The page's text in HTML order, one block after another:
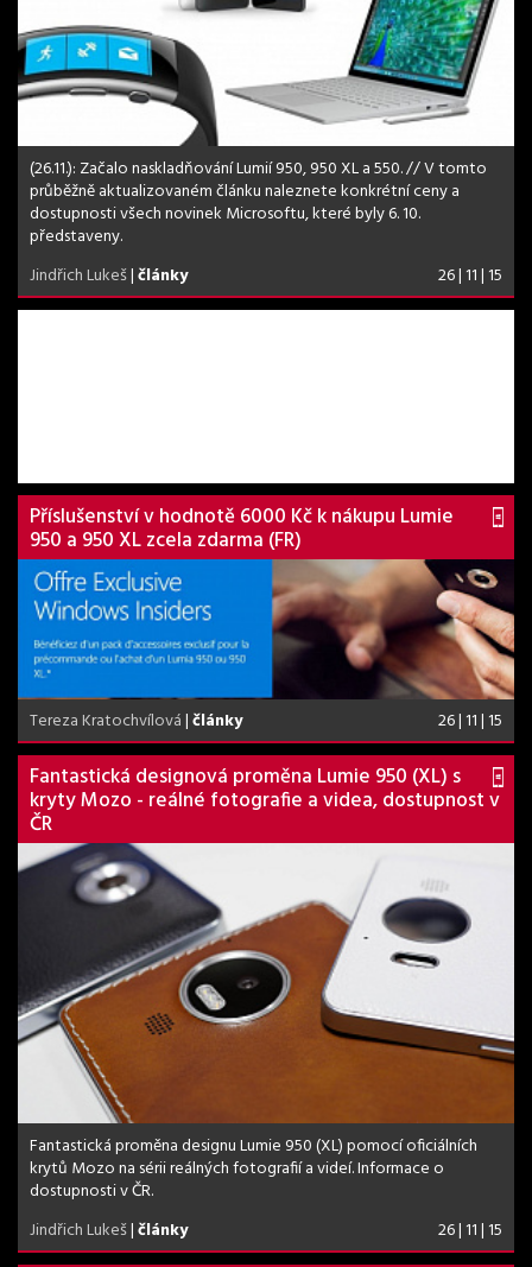
(26.11.): Začalo naskladňování Lumií 950, 950 XL a 550. // V tomto
průběžně aktualizovaném článku naleznete konkrétní ceny a
dostupnosti všech novinek Microsoftu, které byly 6. 10.
představeny.
Jindřich Lukeš|články 26 | 11 | 15
Příslušenství v hodnotě 6000 Kč k nákupu Lumie
950 a 950 XL zcela zdarma (FR)
Tereza Kratochvílová|články 26 | 11 | 15
Fantastická designová proměna Lumie 950 (XL) s
kryty Mozo - reálné fotografie a videa, dostupnost v
ČR
Fantastická proměna designu Lumie 950 (XL) pomocí oficiálních
krytů Mozo na sérii reálných fotografií a videí. Informace o
dostupnosti v ČR.
Jindřich Lukeš|články 26 | 11 | 15